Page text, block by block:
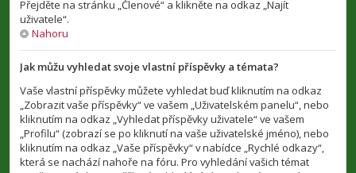
Přejděte na stránku „Členové“ a klikněte na odkaz „Najít
uživatele“.
Nahoru
Jak můžu vyhledat svoje vlastní příspěvky a témata?
Vaše vlastní příspěvky můžete vyhledat buď kliknutím na odkaz
„Zobrazit vaše příspěvky“ ve vašem „Uživatelském panelu“, nebo
kliknutím na odkaz „Vyhledat příspěvky uživatele“ ve vašem
„Profilu“ (zobrazí se po kliknutí na vaše uživatelské jméno), nebo
kliknutím na odkaz „Vaše příspěvky“ v nabídce „Rychlé odkazy“,
která se nachází nahoře na fóru. Pro vyhledání vašich témat